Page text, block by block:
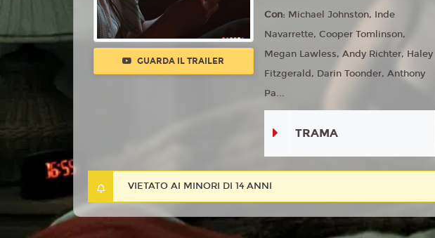
GUARDA IL TRAILER
Con: Michael Johnston, Inde
Navarrette, Cooper Tomlinson,
Megan Lawless, Andy Richter, Haley
Fitzgerald, Darin Toonder, Anthony
Pa...
TRAMA
VIETATO AI MINORI DI 14 ANNI